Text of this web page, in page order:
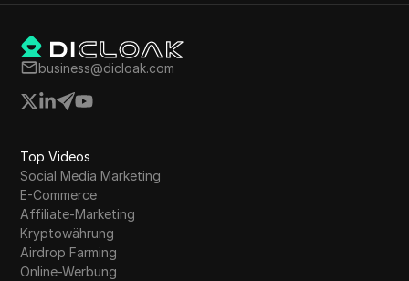
business@dicloak.com
Top Videos
Social Media Marketing
E-Commerce
Affiliate-Marketing
Kryptowährung
Airdrop Farming
Online-Werbung